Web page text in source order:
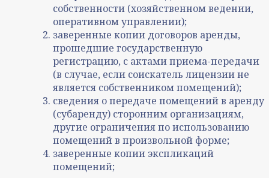
собственности (хозяйственном ведении,
оперативном управлении);
заверенные копии договоров аренды,
прошедшие государственную
регистрацию, с актами приема-передачи
(в случае, если соискатель лицензии не
является собственником помещений);
сведения о передаче помещений в аренду
(субаренду) сторонним организациям,
другие ограничения по использованию
помещений в произвольной форме;
заверенные копии экспликаций
помещений;